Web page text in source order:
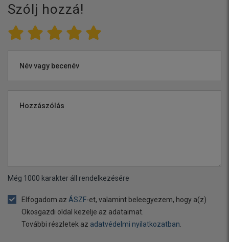
Szólj hozzá!
Név vagy becenév
Hozzászólás
Még 1000 karakter áll rendelkezésére
Elfogadom az ÁSZF-et, valamint beleegyezem, hogy a(z)
Okosgazdi oldal kezelje az adataimat.
További részletek az adatvédelmi nyilatkozatban.